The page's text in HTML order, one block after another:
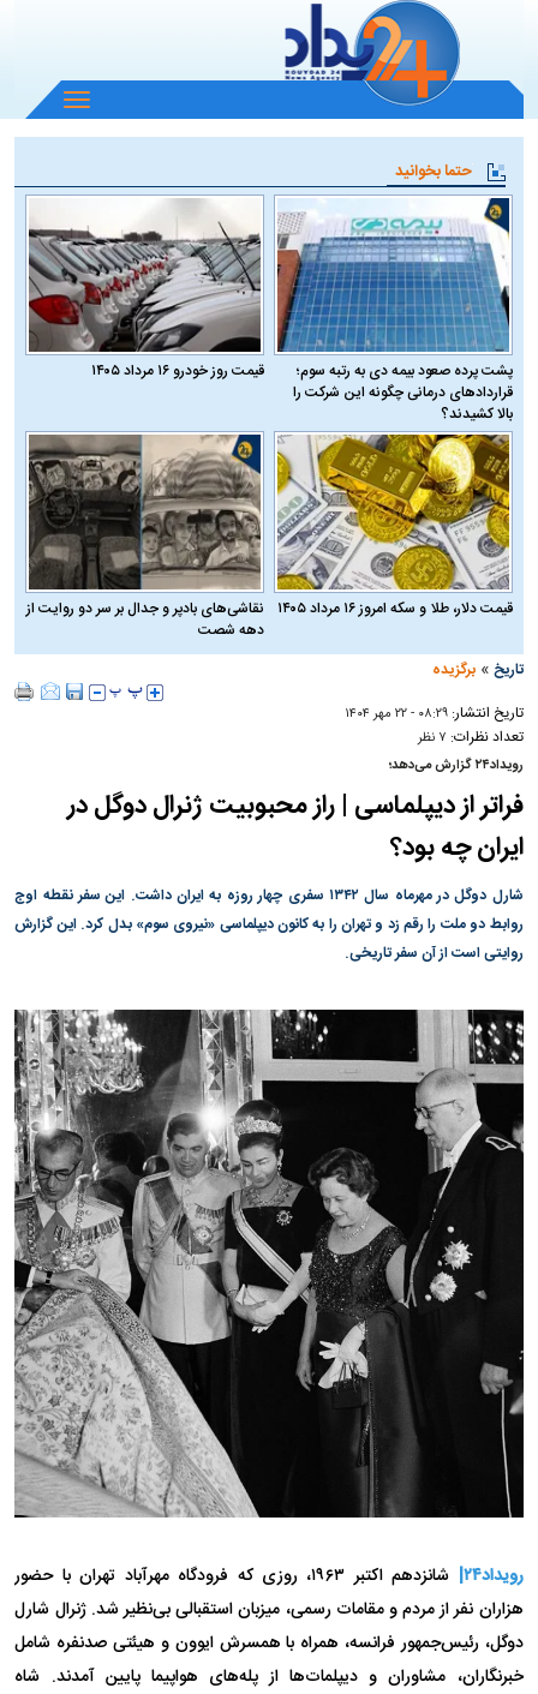
باز
و
منو
حتما بخوانید
پشت پرده صعود بیمه دی به رتبه سوم؛
قراردادهای درمانی چگونه این شرکت را
بالا کشیدند؟
قیمت روز خودرو ۱۶ مرداد ۱۴۰۵
قیمت دلار، طلا و سکه امروز ۱۶ مرداد ۱۴۰۵
نقاشی‌های بادپر و جدال بر سر دو روایت از
دهه شصت
تاریخ »برگزیده
تاریخ انتشار:۰۸:۲۹ - ۲۲ مهر ۱۴۰۴
تعداد نظرات: ۷ نظر
رویداد۲۴ گزارش می‌دهد؛
فراتر از دیپلماسی | راز محبوبیت ژنرال دوگل در
ایران چه بود؟
شارل دوگل در مهرماه سال ۱۳۴۲ سفری چهار روزه به ایران داشت. این سفر نقطه اوج
روابط دو ملت را رقم زد و تهران را به کانون دیپلماسی «نیروی سوم» بدل کرد. این گزارش
روایتی است از آن سفر تاریخی.
رویداد۲۴|
شانزدهم اکتبر ۱۹۶۳، روزی که فرودگاه مهرآباد تهران با حضور
هزاران نفر از مردم و مقامات رسمی، میزبان استقبالی بی‌نظیر شد. ژنرال شارل
دوگل، رئیس‌جمهور فرانسه، همراه با همسرش ایوون و هیئتی صدنفره شامل
خبرنگاران، مشاوران و دیپلمات‌ها از پله‌های هواپیما پایین آمدند. شاه